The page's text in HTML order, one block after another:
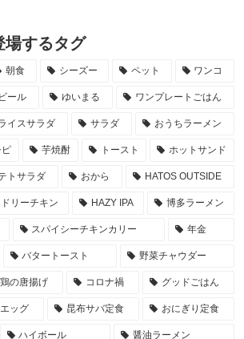
場するタグ
朝食 シーズー ペット ワンコ
ール ゆいまる ワンプレートごはん
イスサラダ サラダ おうちラーメン
ピ 芋焼酎 トースト ホットサンド
トサラダ おから HATOS OUTSIDE
リーチキン HAZY IPA 博多ラーメン
スパイシーチキンカリー 年金
バタートースト 野菜チャウダー
鶏の唐揚げ コロナ禍 グッドごはん
ッグ 昆布サバ定食 おにぎり定食
ハイボール 醤油ラーメン